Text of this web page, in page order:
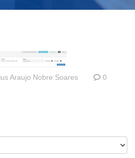
Araujo Nobre Soares
0